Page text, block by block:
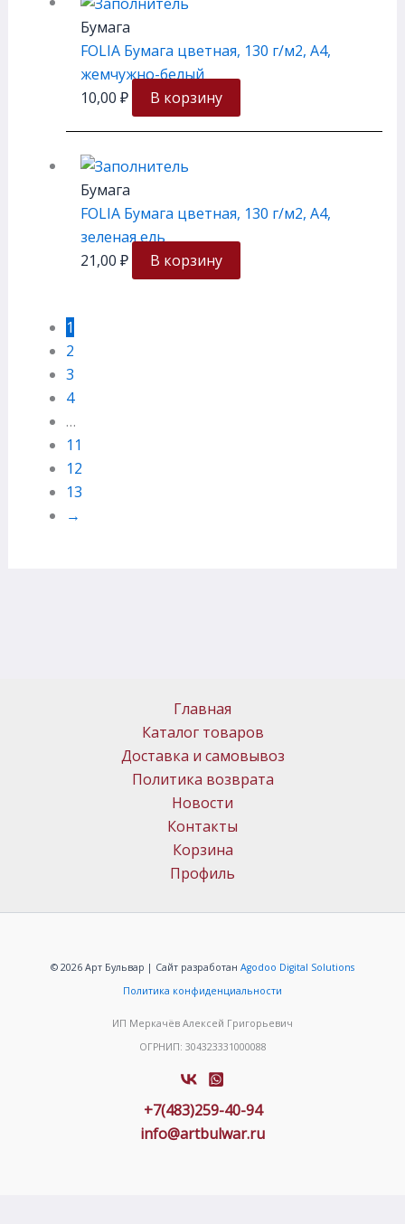
Бумага
FOLIA Бумага цветная, 130 г/м2, A4,
жемчужно-белый
10,00 ₽ В корзину
Бумага
FOLIA Бумага цветная, 130 г/м2, A4,
зеленая ель
21,00 ₽ В корзину
1
2
3
4
…
11
12
13
→
Главная
Каталог товаров
Доставка и самовывоз
Политика возврата
Новости
Контакты
Корзина
Профиль
© 2026 Арт Бульвар | Сайт разработан Agodoo Digital Solutions
Политика конфиденциальности
ИП Меркачёв Алексей Григорьевич
ОГРНИП: 304323331000088
+7(483)259-40-94
info@artbulwar.ru